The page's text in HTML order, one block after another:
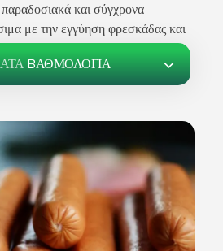
Με Εμάς
Άρθρα
και σύγχρονα
με την εγγύηση φρεσκάδας και
BΑΘΜΟΛΟΓΊΑ